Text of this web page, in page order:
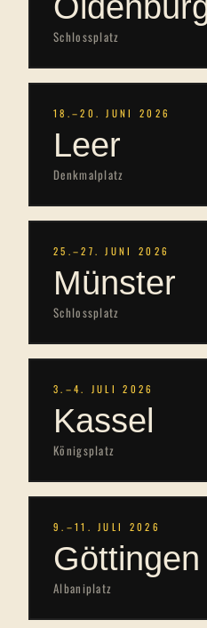
Schlossplatz
18.–20. JUNI 2026
Leer
Denkmalplatz
25.–27. JUNI 2026
Münster
Schlossplatz
3.–4. JULI 2026
Kassel
Königsplatz
9.–11. JULI 2026
Göttingen
Albaniplatz